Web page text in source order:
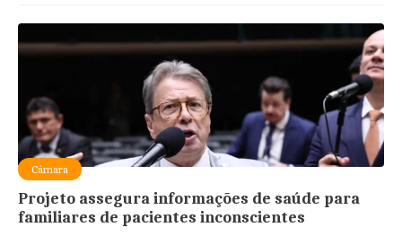
Câmara
Projeto assegura informações de saúde para
familiares de pacientes inconscientes